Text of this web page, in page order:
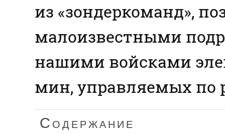
из «зондеркоманд»,
малоизвестными
нашими войсками
мин, управляемых по
Содержание